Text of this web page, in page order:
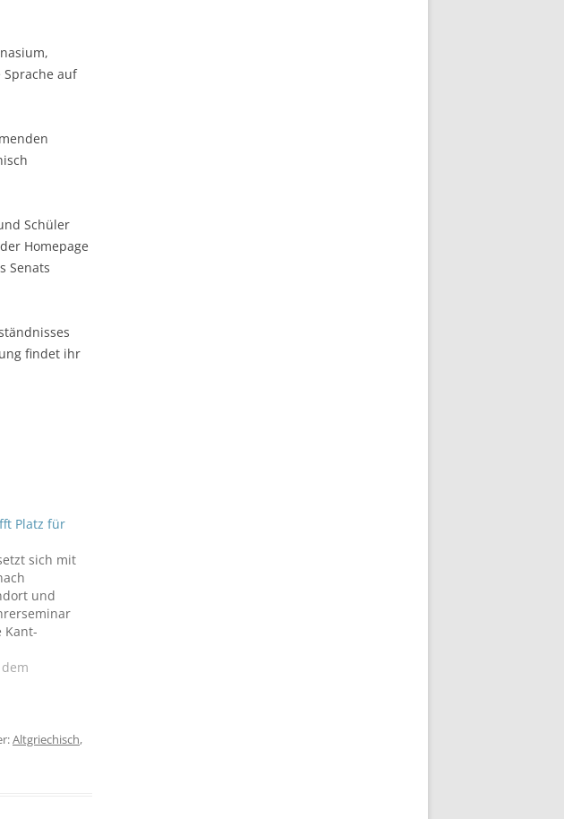
auf
Schüler
Homepage
Senats
findet ihr
Platz für
sich mit
und
Kant-
der
wird zu
Beschluss
Altgriechisch,